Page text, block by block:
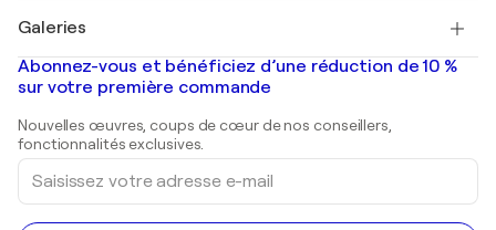
Banksy
Mr. Brainwash
Shepard Fairey
Tableaux abstraits à vendre
Peintures de paysage
Estampes
Peintures acryliques
Galeries
Galeries d'art en France
Galeries d'art en Belgique
Abonnez-vous et bénéficiez d’une réduction de 10 %
sur votre première commande
Nouvelles œuvres, coups de cœur de nos conseillers,
fonctionnalités exclusives.
Saisissez
votre
adresse
e-